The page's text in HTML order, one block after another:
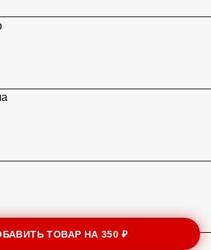
ТОВАР НА350 ₽